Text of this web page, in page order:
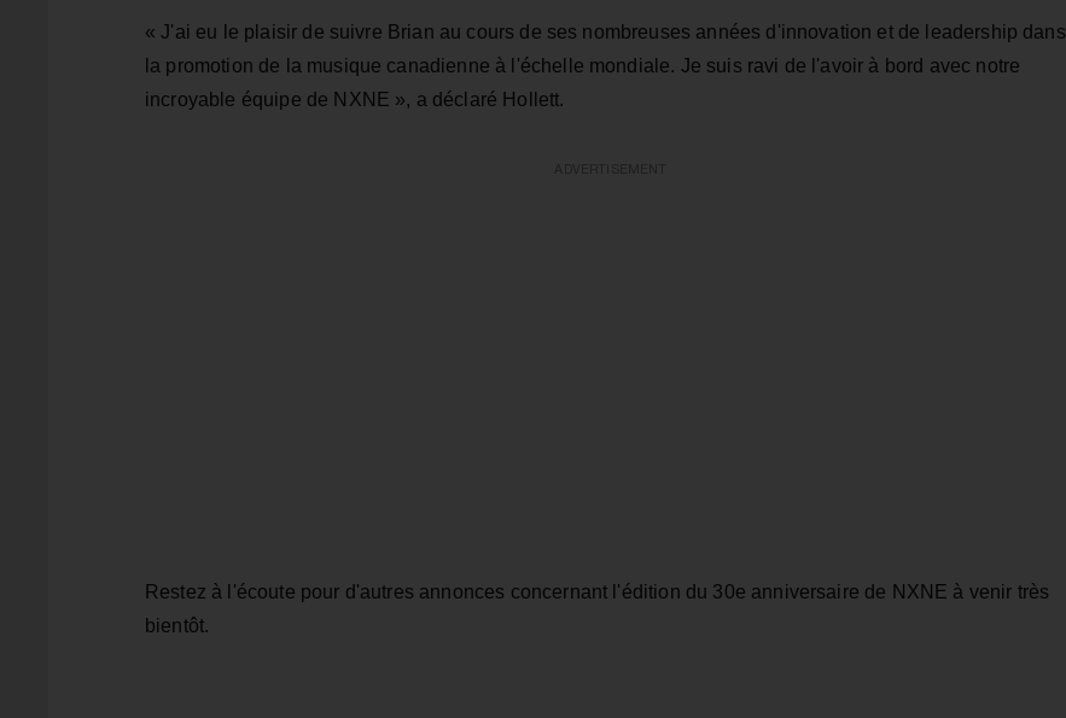
« J'ai eu le plaisir de suivre Brian au cours de ses nombreuses années d'innovation et de leadership dans
la promotion de la musique canadienne à l'échelle mondiale. Je suis ravi de l'avoir à bord avec notre
incroyable équipe de NXNE », a déclaré Hollett.
Restez à l'écoute pour d'autres annonces concernant l'édition du 30e anniversaire de NXNE à venir très
bientôt.